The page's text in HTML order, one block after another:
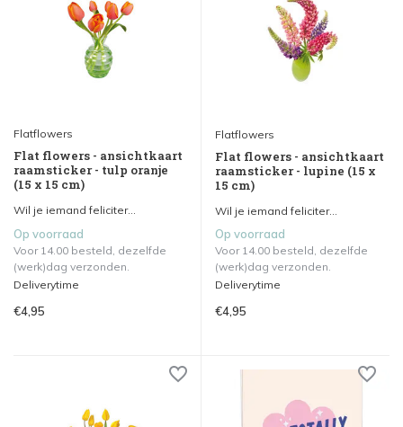
Flatflowers
Flat flowers - ansichtkaart
raamsticker - tulp oranje
(15 x 15 cm)
Wil je iemand feliciter...
Op voorraad
Voor 14.00 besteld, dezelfde
(werk)dag verzonden.
Deliverytime
€4,95
Flatflowers
Flat flowers - ansichtkaart
raamsticker - lupine (15 x
15 cm)
Wil je iemand feliciter...
Op voorraad
Voor 14.00 besteld, dezelfde
(werk)dag verzonden.
Deliverytime
€4,95